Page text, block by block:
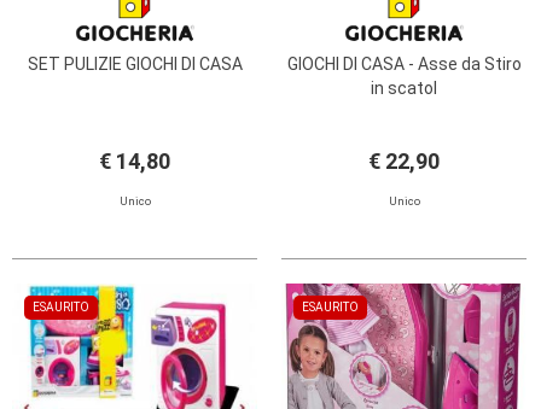
SET PULIZIE GIOCHI DI CASA
€ 14,80
Unico
GIOCHI DI CASA - Asse da Stiro
in scatol
€ 22,90
Unico
ESAURITO ESAURITO